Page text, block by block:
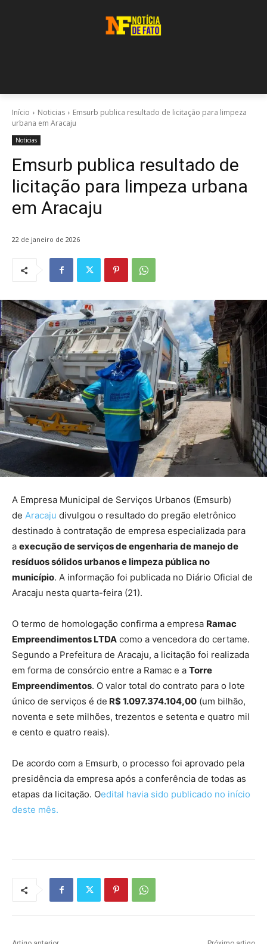
Início Noticias
Emsurb publica resultado de licitação para limpeza
urbana em Aracaju
Noticias
Emsurb publica resultado de
licitação para limpeza urbana
em Aracaju
22 de janeiro de 2026
A Empresa Municipal de Serviços Urbanos (Emsurb)
de Aracaju divulgou o resultado do pregão eletrônico
destinado à contratação de empresa especializada para
a execução de serviços de engenharia de manejo de
resíduos sólidos urbanos e limpeza pública no
município. A informação foi publicada no Diário Oficial de
Aracaju nesta quarta-feira (21).
O termo de homologação confirma a empresa Ramac
Empreendimentos LTDA como a vencedora do certame.
Segundo a Prefeitura de Aracaju, a licitação foi realizada
em forma de consórcio entre a Ramac e a Torre
Empreendimentos. O valor total do contrato para o lote
único de serviços é de R$ 1.097.374.104,00 (um bilhão,
noventa e sete milhões, trezentos e setenta e quatro mil
e cento e quatro reais).
De acordo com a Emsurb, o processo foi aprovado pela
presidência da empresa após a conferência de todas as
etapas da licitação. Oedital havia sido publicado no início
deste mês.